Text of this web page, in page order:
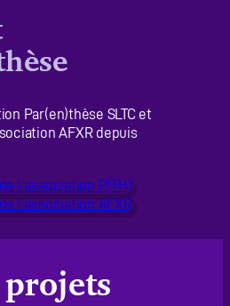
Par(en)thèse SLTC et
AFXR depuis
l’association P(TH)
l’association AFXR